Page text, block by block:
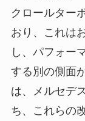
クロールター
おり、これは
し、パフォー
する別の側面
は、メルセデ
ち、これらの